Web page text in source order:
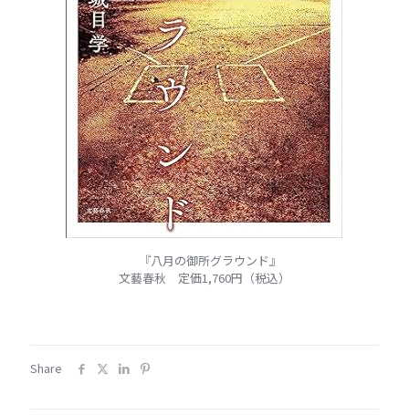
『八月の御所グラウンド』
文藝春秋 定価1,760円（税込）
Share